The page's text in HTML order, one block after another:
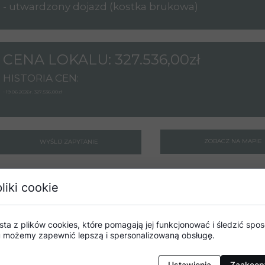
- 19.06.2026r. 327.536,00zł
HISTORIA CEN:
CENA LOKALU: 327.536,00zł
WYŚLIJ ZAPYTANIE ZOBACZ NA MAPIE
- utwardzony dojazd (kostka brukowa)
w naszej najnowszej inwestycji,
obejmuje nowoczesny, trzykondygnacyjny budynek
cookie
z plików cookies, które pomagają jej funkcjonować i śledzić
możemy zapewnić lepszą i spersonalizowaną obsługę.